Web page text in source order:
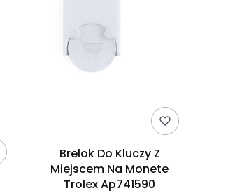
Brelok Do Kluczy Z
Miejscem Na Monete
Trolex Ap741590